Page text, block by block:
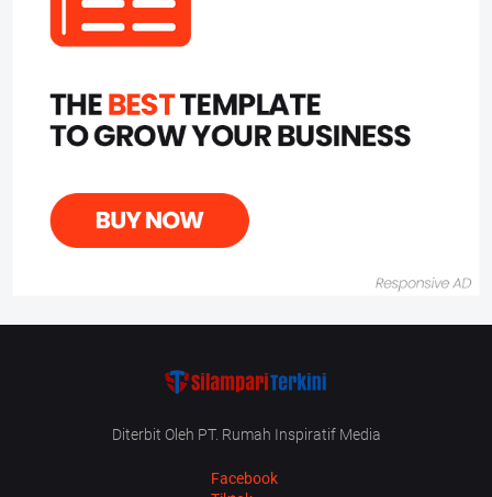
Diterbit Oleh PT. Rumah Inspiratif Media
Facebook